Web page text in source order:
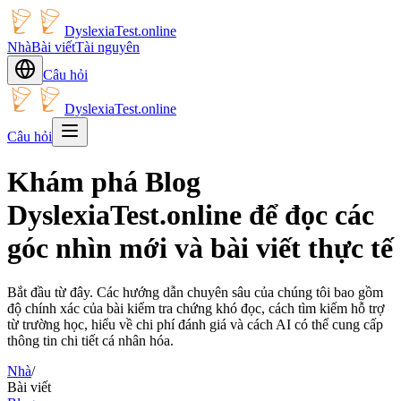
DyslexiaTest.online
NhàBài viếtTài nguyên
Câu hỏi
DyslexiaTest.online
Câu hỏi
Khám phá Blog
DyslexiaTest.online để đọc các
góc nhìn mới và bài viết thực tế
Bắt đầu từ đây. Các hướng dẫn chuyên sâu của chúng tôi bao gồm
độ chính xác của bài kiểm tra chứng khó đọc, cách tìm kiếm hỗ trợ
từ trường học, hiểu về chi phí đánh giá và cách AI có thể cung cấp
thông tin chi tiết cá nhân hóa.
Nhà/
Bài viết